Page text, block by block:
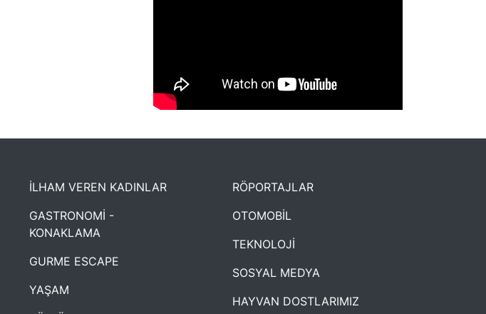
NYXmag 2. Yaş Kutlama Etkinliği
İLHAM VEREN KADINLAR
GASTRONOMİ -
KONAKLAMA
GURME ESCAPE
YAŞAM
RÖPORTAJLAR
OTOMOBİL
TEKNOLOJİ
SOSYAL MEDYA
HAYVAN DOSTLARIMIZ